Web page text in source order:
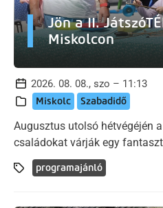
Jön a II.
Miskolcon
2026. 08. 08., szo – 11:13
Miskolc Szabadidő
Augusztus utolsó hétvégéjén
családokat várják egy
programajánló